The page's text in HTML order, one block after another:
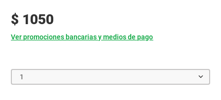
$ 1050
Ver promociones bancarias y medios de pago
1